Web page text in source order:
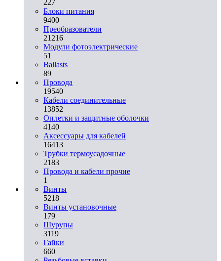
227
Блоки питания
9400
Преобразователи
21216
Модули фотоэлектрические
51
Ballasts
89
Провода
19540
Кабели соединительные
13852
Оплетки и защитные оболочки
4140
Аксессуары для кабелей
16413
Трубки термоусадочные
2183
Провода и кабели прочие
1
Винты
5218
Винты установочные
179
Шурупы
3119
Гайки
660